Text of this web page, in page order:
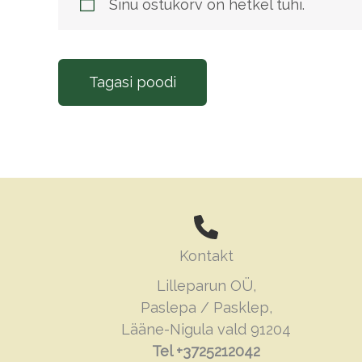
Sinu ostukorv on hetkel tühi.
Tagasi poodi
Kontakt
Lilleparun OÜ,
Paslepa / Pasklep,
Lääne-Nigula vald 91204
Tel +3725212042